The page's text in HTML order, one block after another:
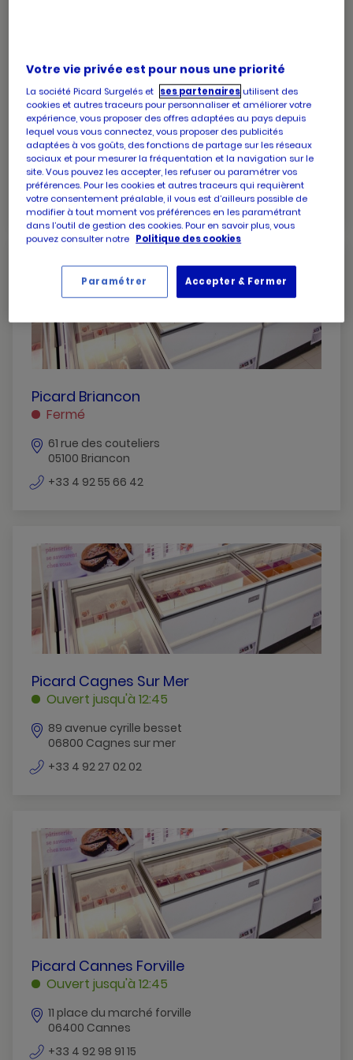
PICARD
AIX
BROSSOLETTE
AIX
EN
PROVENCE
Picard Aix Brossolette
Ouvert jusqu'à 12:45
1030 avenue pierre brossolette
13100 Aix en provence
+33 4 42 39 86 20numéro
de
téléphone
PICARD
BRIANCON
Picard Briancon
Fermé
61 rue des couteliers
05100 Briancon
+33 4 92 55 66 42numéro
PICARD
CAGNES
MER
CAGNES
SUR
Picard Cagnes Sur Mer
Ouvert jusqu'à 12:45
89 avenue cyrille besset
06800 Cagnes sur mer
+33 4 92 27 02 02numéro
PICARD
CANNES
CANNES
Picard Cannes Forville
Ouvert jusqu'à 12:45
11 place du marché forville
06400 Cannes
+33 4 92 98 91 15
Votre vie privée est pour nous une priorité
La société Picard Surgelés et ses partenairesutilisent des
cookies et autres traceurs pour personnaliser et améliorer votre
expérience, vous proposer des offres adaptées au pays depuis
lequel vous vous connectez, vous proposer des publicités
adaptées à vos goûts, des fonctions de partage sur les réseaux
sociaux et pour mesurer la fréquentation et la navigation sur le
site. Vous pouvez les accepter, les refuser ou paramétrer vos
préférences. Pour les cookies et autres traceurs qui requièrent
votre consentement préalable, il vous est d’ailleurs possible de
modifier à tout moment vos préférences en les paramétrant
dans l’outil de gestion des cookies. Pour en savoir plus, vous
pouvez consulter notre Politique des cookies
Accepter & Fermer
Paramétrer